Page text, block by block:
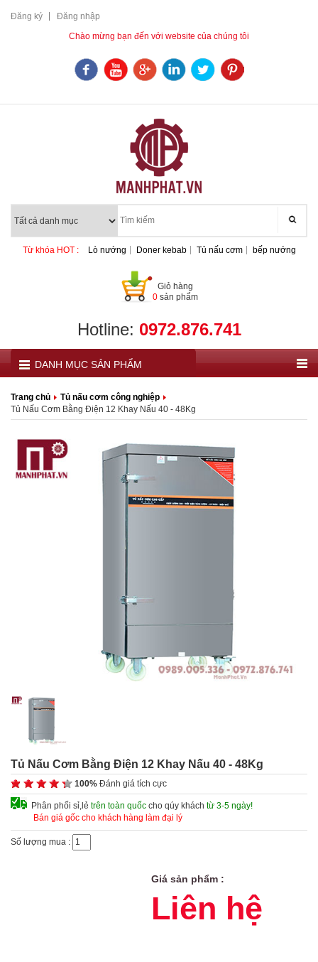
Đăng ký
Đăng nhập
Chào mừng bạn đến với website của chúng tôi
Từ khóa HOT : Lò nướng Doner kebab Tủ nấu cơm bếp nướng
Giỏ hàng
0 sản phẩm
Hotline: 0972.876.741
DANH MỤC SẢN PHẨM
Trang chủ
Tủ nấu cơm công nghiệp
Tủ Nấu Cơm Bằng Điện 12 Khay Nấu 40 - 48Kg
Tủ Nấu Cơm Bằng Điện 12 Khay Nấu 40 - 48Kg
100% Đánh giá tích cực
Phân phối sỉ,lẻ trên toàn quốc cho qúy khách từ 3-5 ngày!
Bán giá gốc cho khách hàng làm đại lý
Số lượng mua :
Giá sản phẩm :
Liên hệ